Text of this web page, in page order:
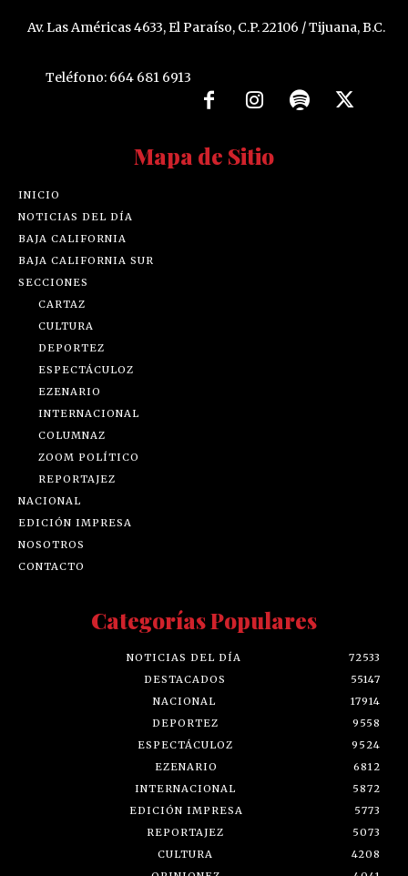
Av. Las Américas 4633, El Paraíso, C.P. 22106 / Tijuana, B.C.
Teléfono: 664 681 6913
Mapa de Sitio
INICIO
NOTICIAS DEL DÍA
BAJA CALIFORNIA
BAJA CALIFORNIA SUR
SECCIONES
CARTAZ
CULTURA
DEPORTEZ
ESPECTÁCULOZ
EZENARIO
INTERNACIONAL
COLUMNAZ
ZOOM POLÍTICO
REPORTAJEZ
NACIONAL
EDICIÓN IMPRESA
NOSOTROS
CONTACTO
Categorías Populares
NOTICIAS DEL DÍA
72533
DESTACADOS
55147
NACIONAL
17914
DEPORTEZ
9558
ESPECTÁCULOZ
9524
EZENARIO
6812
INTERNACIONAL
5872
EDICIÓN IMPRESA
5773
REPORTAJEZ
5073
CULTURA
4208